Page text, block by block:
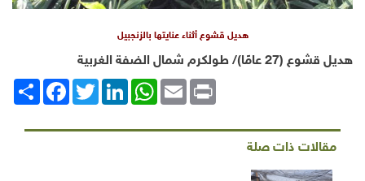
هديل قشوع أثناء عنايتها بالزنجبيل
هديل قشوع (27 عامًا)/ طولكرم شمال الضفة الغربية
انشر
FacebookTwitterLinkedIn
WhatsAppEmail Print
مقالات ذات صلة